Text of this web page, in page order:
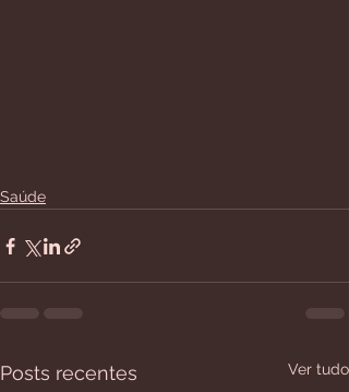
Saúde
Posts recentes Ver tudo